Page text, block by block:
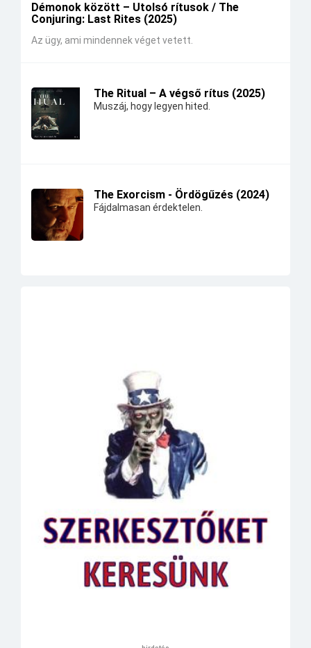
Démonok között – Utolsó rítusok / The
Conjuring: Last Rites (2025)
Az ügy, ami mindennek véget vetett.
The Ritual – A végső rítus (2025)
Muszáj, hogy legyen hited.
The Exorcism - Ördögűzés (2024)
Fájdalmasan érdektelen.